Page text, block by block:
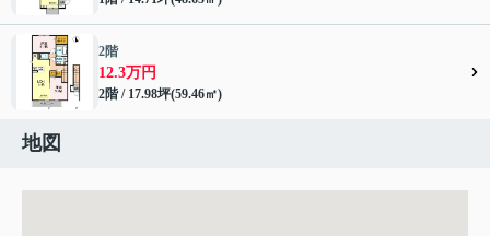
2階
12.3万円
2階 / 17.98坪(59.46㎡)
地図